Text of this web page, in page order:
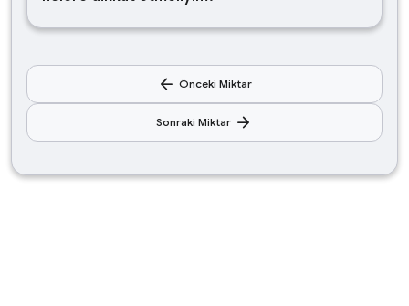
arrow_back Önceki Miktar
Sonraki Miktar arrow_forward